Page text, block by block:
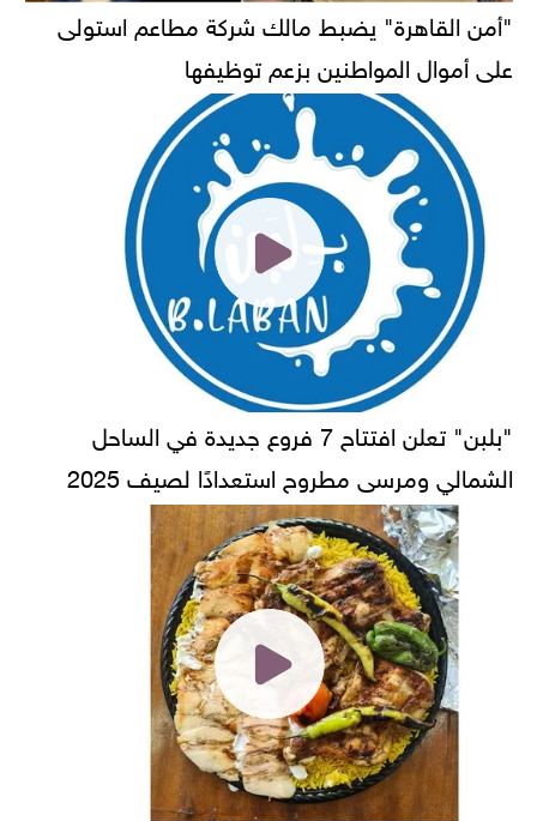
"أمن القاهرة" يضبط مالك شركة مطاعم استولى
على أموال المواطنين بزعم توظيفها
"بلبن" تعلن افتتاح 7 فروع جديدة في الساحل
الشمالي ومرسى مطروح استعدادًا لصيف 2025